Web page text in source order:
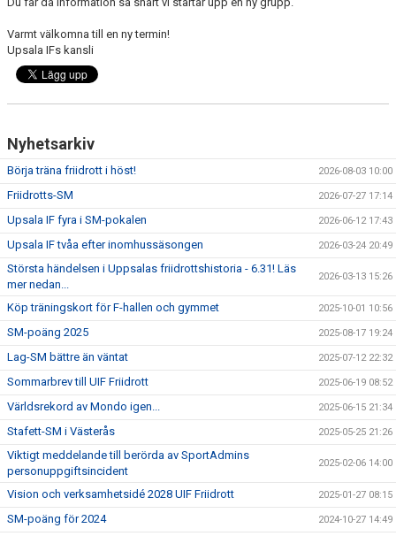
STATISTIK
Varmt välkomna till en ny termin!
Upsala IFs kansli
Nyhetsarkiv
Börja träna friidrott i höst! 2026-08-03 10:00
Friidrotts-SM 2026-07-27 17:14
Upsala IF fyra i SM-pokalen 2026-06-12 17:43
Upsala IF tvåa efter inomhussäsongen 2026-03-24 20:49
Största händelsen i Uppsalas friidrottshistoria - 6.31! Läs
mer nedan...
2026-03-13 15:26
Köp träningskort för F-hallen och gymmet 2025-10-01 10:56
SM-poäng 2025 2025-08-17 19:24
Lag-SM bättre än väntat 2025-07-12 22:32
Sommarbrev till UIF Friidrott 2025-06-19 08:52
Världsrekord av Mondo igen... 2025-06-15 21:34
Stafett-SM i Västerås 2025-05-25 21:26
Viktigt meddelande till berörda av SportAdmins
personuppgiftsincident
2025-02-06 14:00
Vision och verksamhetsidé 2028 UIF Friidrott 2025-01-27 08:15
SM-poäng för 2024 2024-10-27 14:49